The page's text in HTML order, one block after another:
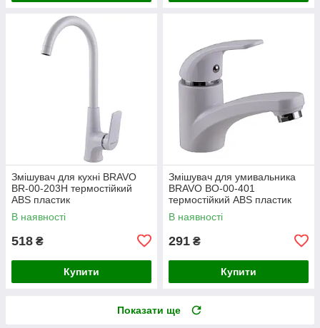
Змішувач для кухні BRAVO
BR-00-203H термостійкий
ABS пластик
В наявності
518 ₴
Купити
Змішувач для умивальника
BRAVO BO-00-401
термостійкий ABS пластик
В наявності
291 ₴
Купити
Показати ще